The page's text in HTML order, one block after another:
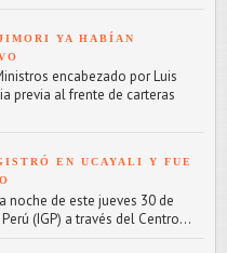
YA HABÍAN
encabezado por Luis
previa al frente de carteras
EN UCAYALI Y FUE
noche de este jueves 30 de
(IGP) a través del Centro...